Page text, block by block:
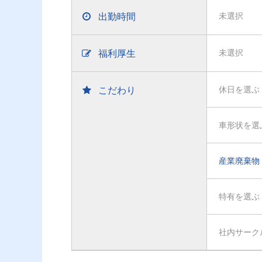
出勤時間 未選択
福利厚生 未選択
こだわり 休日を選ぶ
車形状を選
産業廃棄物
特有を選ぶ
社内サーク